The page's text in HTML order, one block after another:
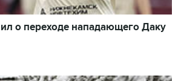
о переходе нападающего Даку